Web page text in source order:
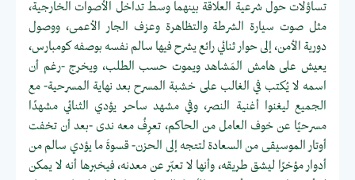
تساؤلات حول شرعية العلاقة بينهما وسط تداخل الأصوات الخارجية،
مثل صوت سيارة الشرطة والتظاهرة وعزف الجار الأعمى، ووصول
دورية الأمن، إلى حوار ثنائي رائع يشرح فيها سالم نفسه بوصفه كومبارس،
يعيش على هامش المَشاهد ويموت حسب الطلب، ويخرج -رغم أن
اسمه لا يُكتب في الغالب على خشبة المسرح بعد نهاية المسرحية- مع
الجميع ليغنوا أغنية النصر، وفي مشهد ساحر يؤدي الثنائي مشهدًا
مسرحيًا عن خوف العامل من الحاكم، تعرِفُ معه ندى -بعد أن تخفت
أوتار الموسيقى من السعادة لتتجه إلى الحزن- قسوةَ ما يؤدي سالم من
أدوار مؤخرًا ليشق طريقه، وأنها لا تعبّر عن معدنه، فيخبرها أنه لا يمكن